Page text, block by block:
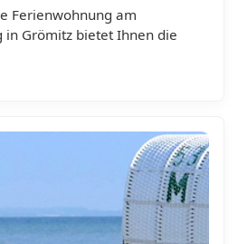
Ferienwohnung am
in Grömitz bietet Ihnen die